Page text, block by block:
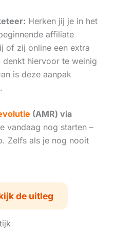
Herken jij je in het
affiliate
of zij online een extra
denkt hiervoor te weinig
is deze aanpak
(AMR) via
vandaag nog starten –
Zelfs als je nog nooit
de uitleg